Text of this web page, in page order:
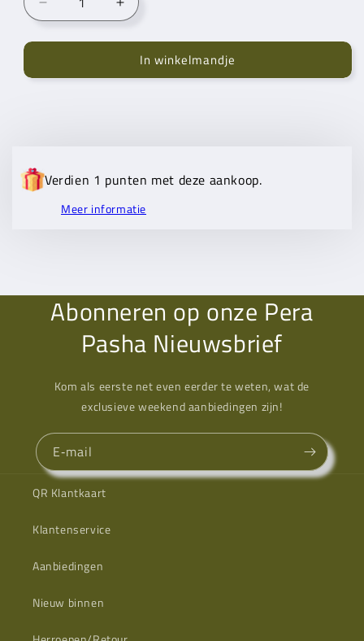
Aantal
verlagen
voor
Cey
Aantal
verhogen
voor
Cey
In winkelmandje
Verdien 1 punten met deze aankoop.
Meer informatie
Abonneren op onze Pera
Pasha Nieuwsbrief
Kom als eerste net even eerder te weten, wat de
exclusieve weekend aanbiedingen zijn!
E‑mail
QR Klantkaart
Klantenservice
Aanbiedingen
Nieuw binnen